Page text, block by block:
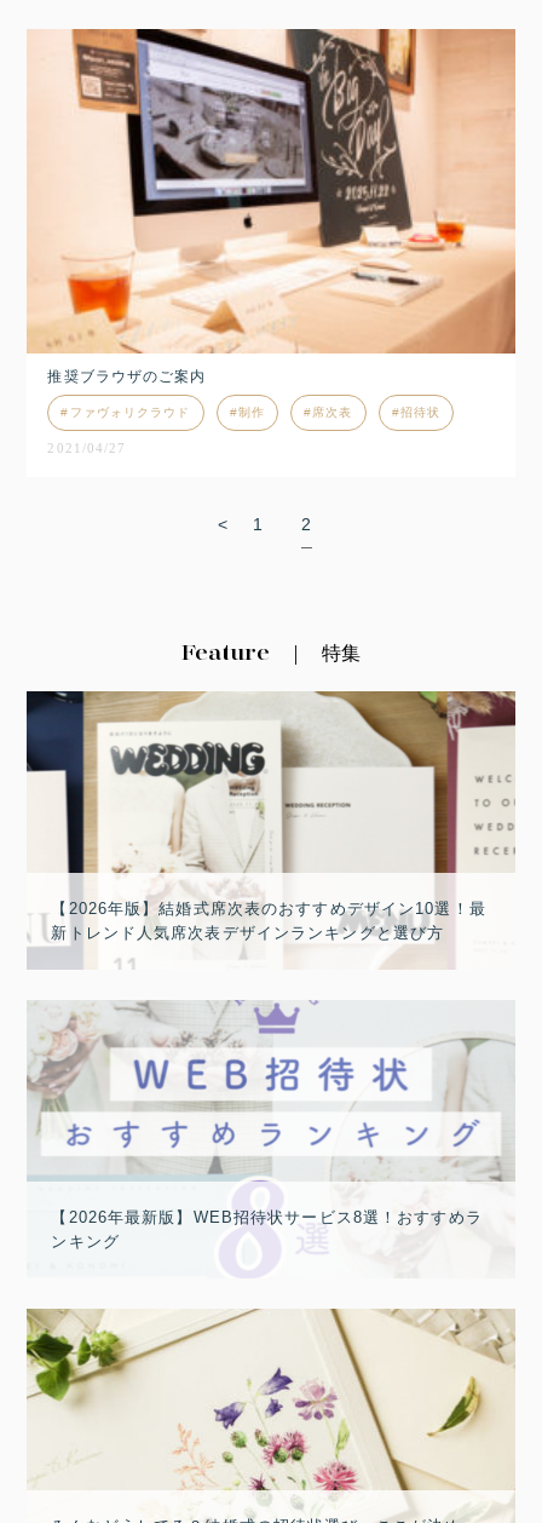
推奨ブラウザのご案内
ファヴォリクラウド 制作 席次表 招待状
2021/04/27
< 1 2
Feature 特集
【2026年版】結婚式席次表のおすすめデザイン10選！最
新トレンド人気席次表デザインランキングと選び方
【2026年最新版】WEB招待状サービス8選！おすすめラ
ンキング